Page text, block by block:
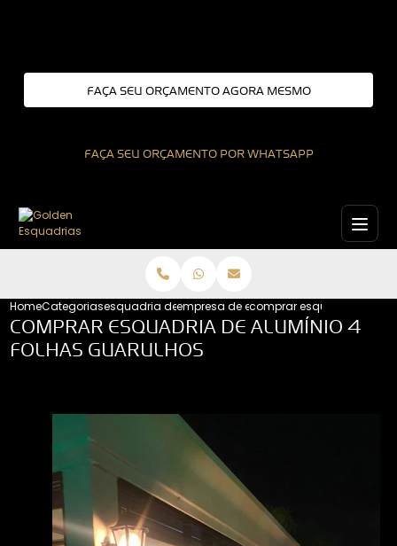
FAÇA SEU ORÇAMENTO AGORA MESMO
FAÇA SEU ORÇAMENTO POR WHATSAPP
HomeCategoriasesquadria de aluminioempresa de esquadrias de aluminio
comprar esquadria de
COMPRAR ESQUADRIA DE ALUMÍNIO 4
FOLHAS GUARULHOS